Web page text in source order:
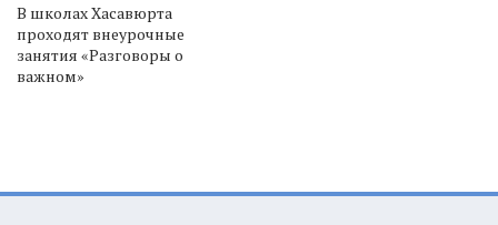
В школах Хасавюрта
проходят внеурочные
занятия «Разговоры о
важном»